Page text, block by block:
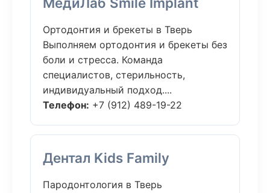
Ортодонтия и брекеты в Тверь
Выполняем ортодонтия и брекеты без
боли и стресса. Команда
специалистов, стерильность,
индивидуальный подход....
Телефон: +7 (912) 489-19-22
Дентал Kids Family
Пародонтология в Тверь